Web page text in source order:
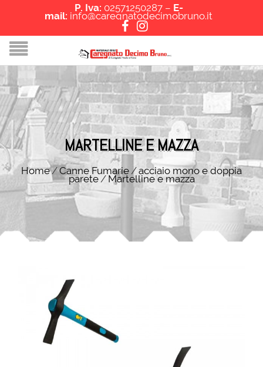
P. Iva: 02571250287 – E-
mail: info@caregnatodecimobruno.it
MARTELLINE E MAZZA
Home/Canne Fumarie/acciaio mono e doppia
parete/ Martelline e mazza